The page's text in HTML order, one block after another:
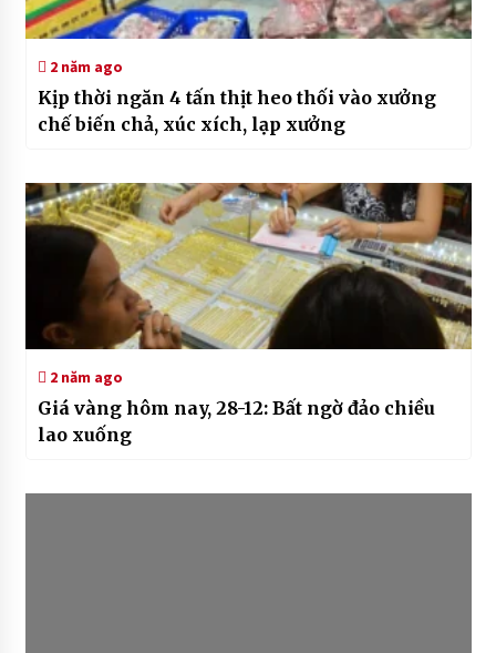
2 năm ago
Kịp thời ngăn 4 tấn thịt heo thối vào xưởng
chế biến chả, xúc xích, lạp xưởng
2 năm ago
Giá vàng hôm nay, 28-12: Bất ngờ đảo chiều
lao xuống